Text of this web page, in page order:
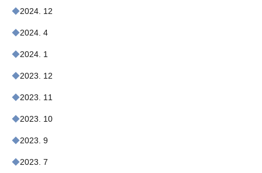
2024. 12
2024. 4
2024. 1
2023. 12
2023. 11
2023. 10
2023. 9
2023. 7